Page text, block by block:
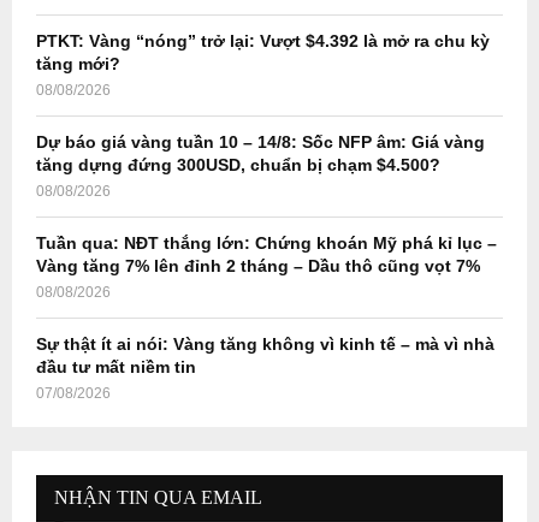
H
PTKT: Vàng “nóng” trở lại: Vượt $4.392 là mở ra chu kỳ
tăng mới?
08/08/2026
Dự báo giá vàng tuần 10 – 14/8: Sốc NFP âm: Giá vàng
tăng dựng đứng 300USD, chuẩn bị chạm $4.500?
08/08/2026
Tuần qua: NĐT thắng lớn: Chứng khoán Mỹ phá kỉ lục –
Vàng tăng 7% lên đỉnh 2 tháng – Dầu thô cũng vọt 7%
08/08/2026
Sự thật ít ai nói: Vàng tăng không vì kinh tế – mà vì nhà
đầu tư mất niềm tin
07/08/2026
NHẬN TIN QUA EMAIL